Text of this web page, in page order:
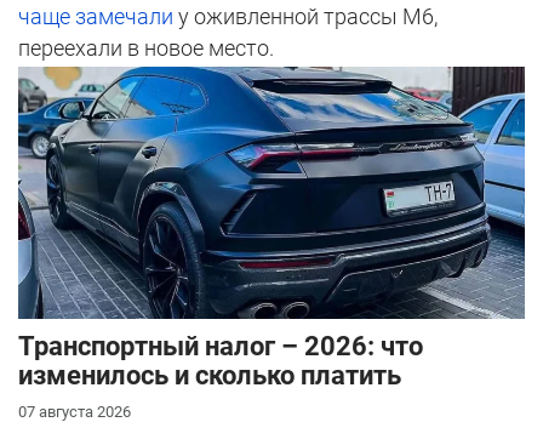
чаще замечали у оживленной трассы М6,
переехали в новое место.
Транспортный налог – 2026: что
изменилось и сколько платить
07 августа 2026